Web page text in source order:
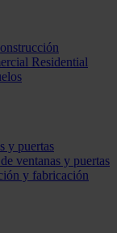
Residential
y puertas
ventanas y puertas
y fabricación